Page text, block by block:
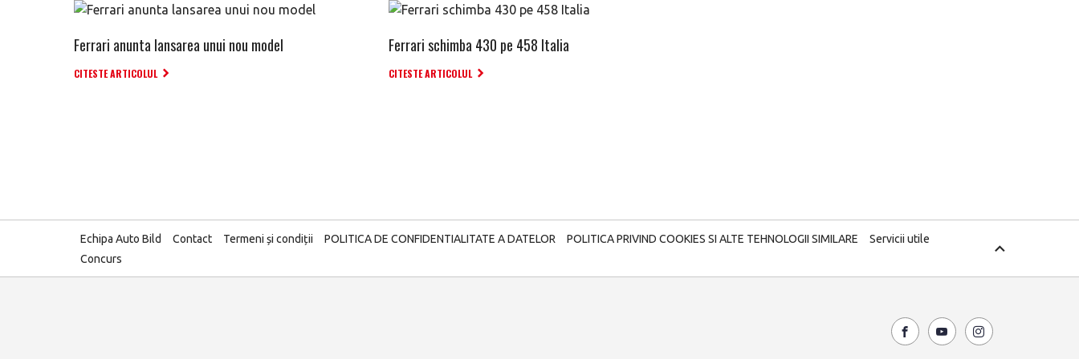
Ferrari anunta lansarea unui nou model
CITESTE ARTICOLUL
Ferrari schimba 430 pe 458 Italia
CITESTE ARTICOLUL
Echipa Auto Bild Contact Termeni și condiții POLITICA DE CONFIDENTIALITATE A DATELOR POLITICA PRIVIND COOKIES SI ALTE TEHNOLOGII SIMILARE
Servicii utile
Concurs